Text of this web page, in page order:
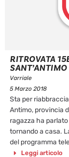
RITROVATA
SANT’ANTIMO
Varriale
5 Marzo 2018
Sta per
Antimo, provincia
ragazza ha
tornando a casa.
del programma
Leggi articolo